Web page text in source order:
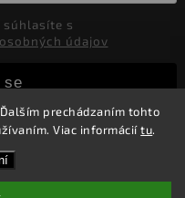
prechádzaním tohto
Viac informáciítu.
údajov
se
práva vyhrazena.
cookies